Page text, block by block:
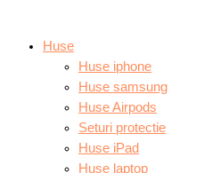
Huse
Huse iphone
Huse samsung
Huse Airpods
Seturi protectie
Huse iPad
Huse laptop